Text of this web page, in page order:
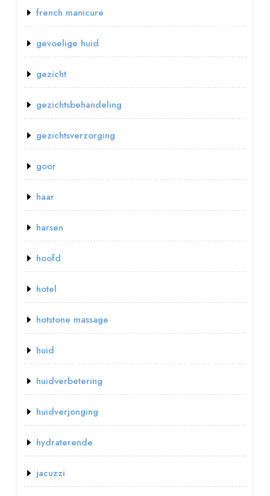
french manicure
gevoelige huid
gezicht
gezichtsbehandeling
gezichtsverzorging
goor
haar
harsen
hoofd
hotel
hotstone massage
huid
huidverbetering
huidverjonging
hydraterende
jacuzzi